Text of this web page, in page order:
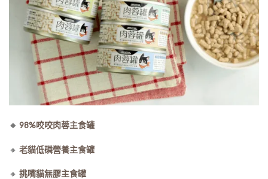
🔸 98%咬咬肉蓉主食罐
🔸 老貓低磷營養主食罐
🔸 挑嘴貓無膠主食罐